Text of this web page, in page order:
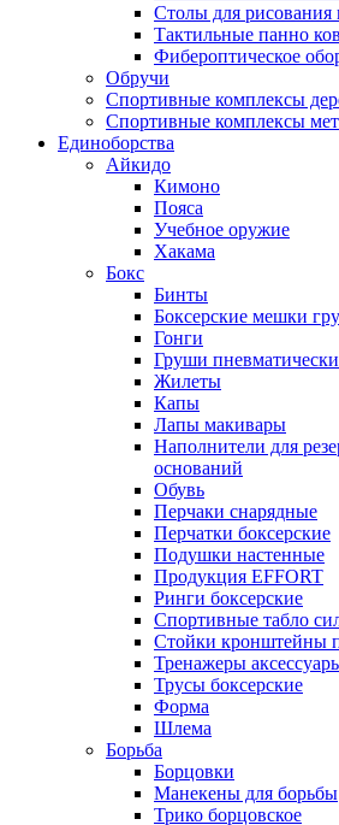
Столы для рисования
Тактильные панно
Фибероптическое
Обручи
Спортивные комплексы
Спортивные комплексы
Единоборства
Айкидо
Кимоно
Пояса
Учебное оружие
Хакама
Бокс
Бинты
Боксерские мешки
Гонги
Груши
Жилеты
Капы
Лапы макивары
Наполнители для
оснований
Обувь
Перчаки снарядные
Перчатки боксерские
Подушки настенные
Продукция EFFORT
Ринги боксерские
Спортивные табло
Стойки кронштейны
Тренажеры
Трусы боксерские
Форма
Шлема
Борьба
Борцовки
Манекены для борьбы
Трико борцовское